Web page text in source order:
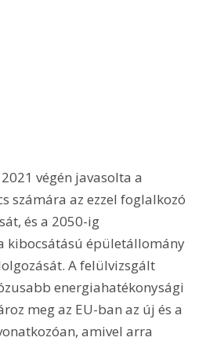
végén javasolta a
számára az ezzel foglalkozó
és a 2050-ig
kibocsátású épületállomány
A felülvizsgált
energiahatékonysági
meg az EU-ban az új és a
amivel arra